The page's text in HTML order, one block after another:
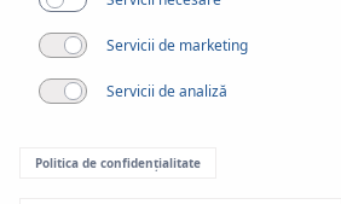
Servicii de marketing
Servicii de analiză
Politica de confidențialitate